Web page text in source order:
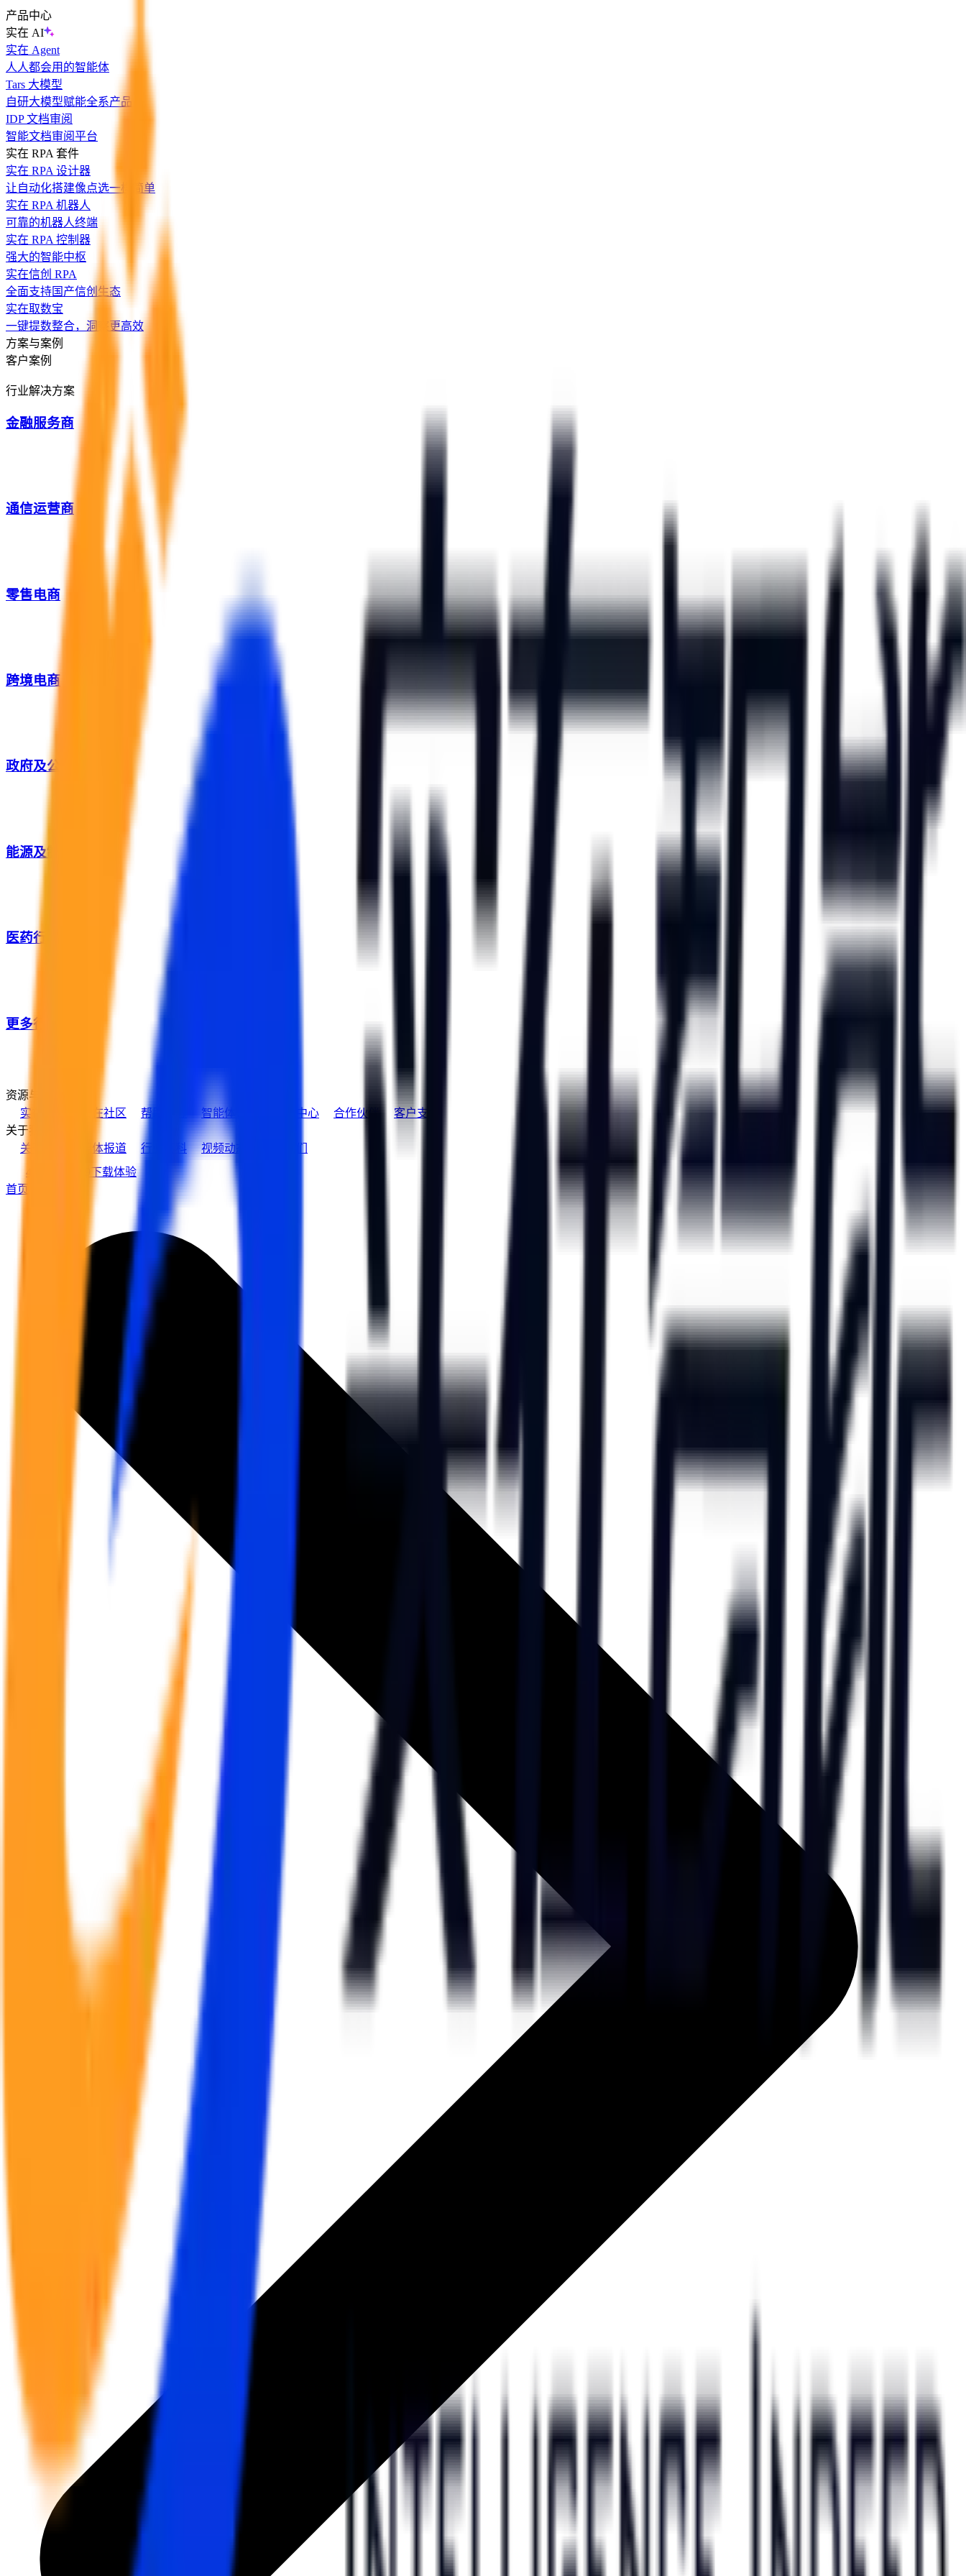
产品中心
实在 AI
实在 Agent
人人都会用的智能体
Tars 大模型
自研大模型赋能全系产品
IDP 文档审阅
智能文档审阅平台
实在 RPA 套件
实在 RPA 设计器
让自动化搭建像点选一样简单
实在 RPA 机器人
可靠的机器人终端
实在 RPA 控制器
强大的智能中枢
实在信创 RPA
全面支持国产信创生态
实在取数宝
一键提数整合，洞察更高效
方案与案例
客户案例
行业解决方案
金融服务商
通信运营商
零售电商
跨境电商
政府及公共服务
能源及制造业
医药行业
更多行业客户
资源与支持
实在学院
实在社区 帮助中心 智能体市场 活动中心 合作伙伴
客户支持
关于我们
关于实在
媒体报道 行业百科 视频动态
加入我们
400-139-9089
下载体验
首页